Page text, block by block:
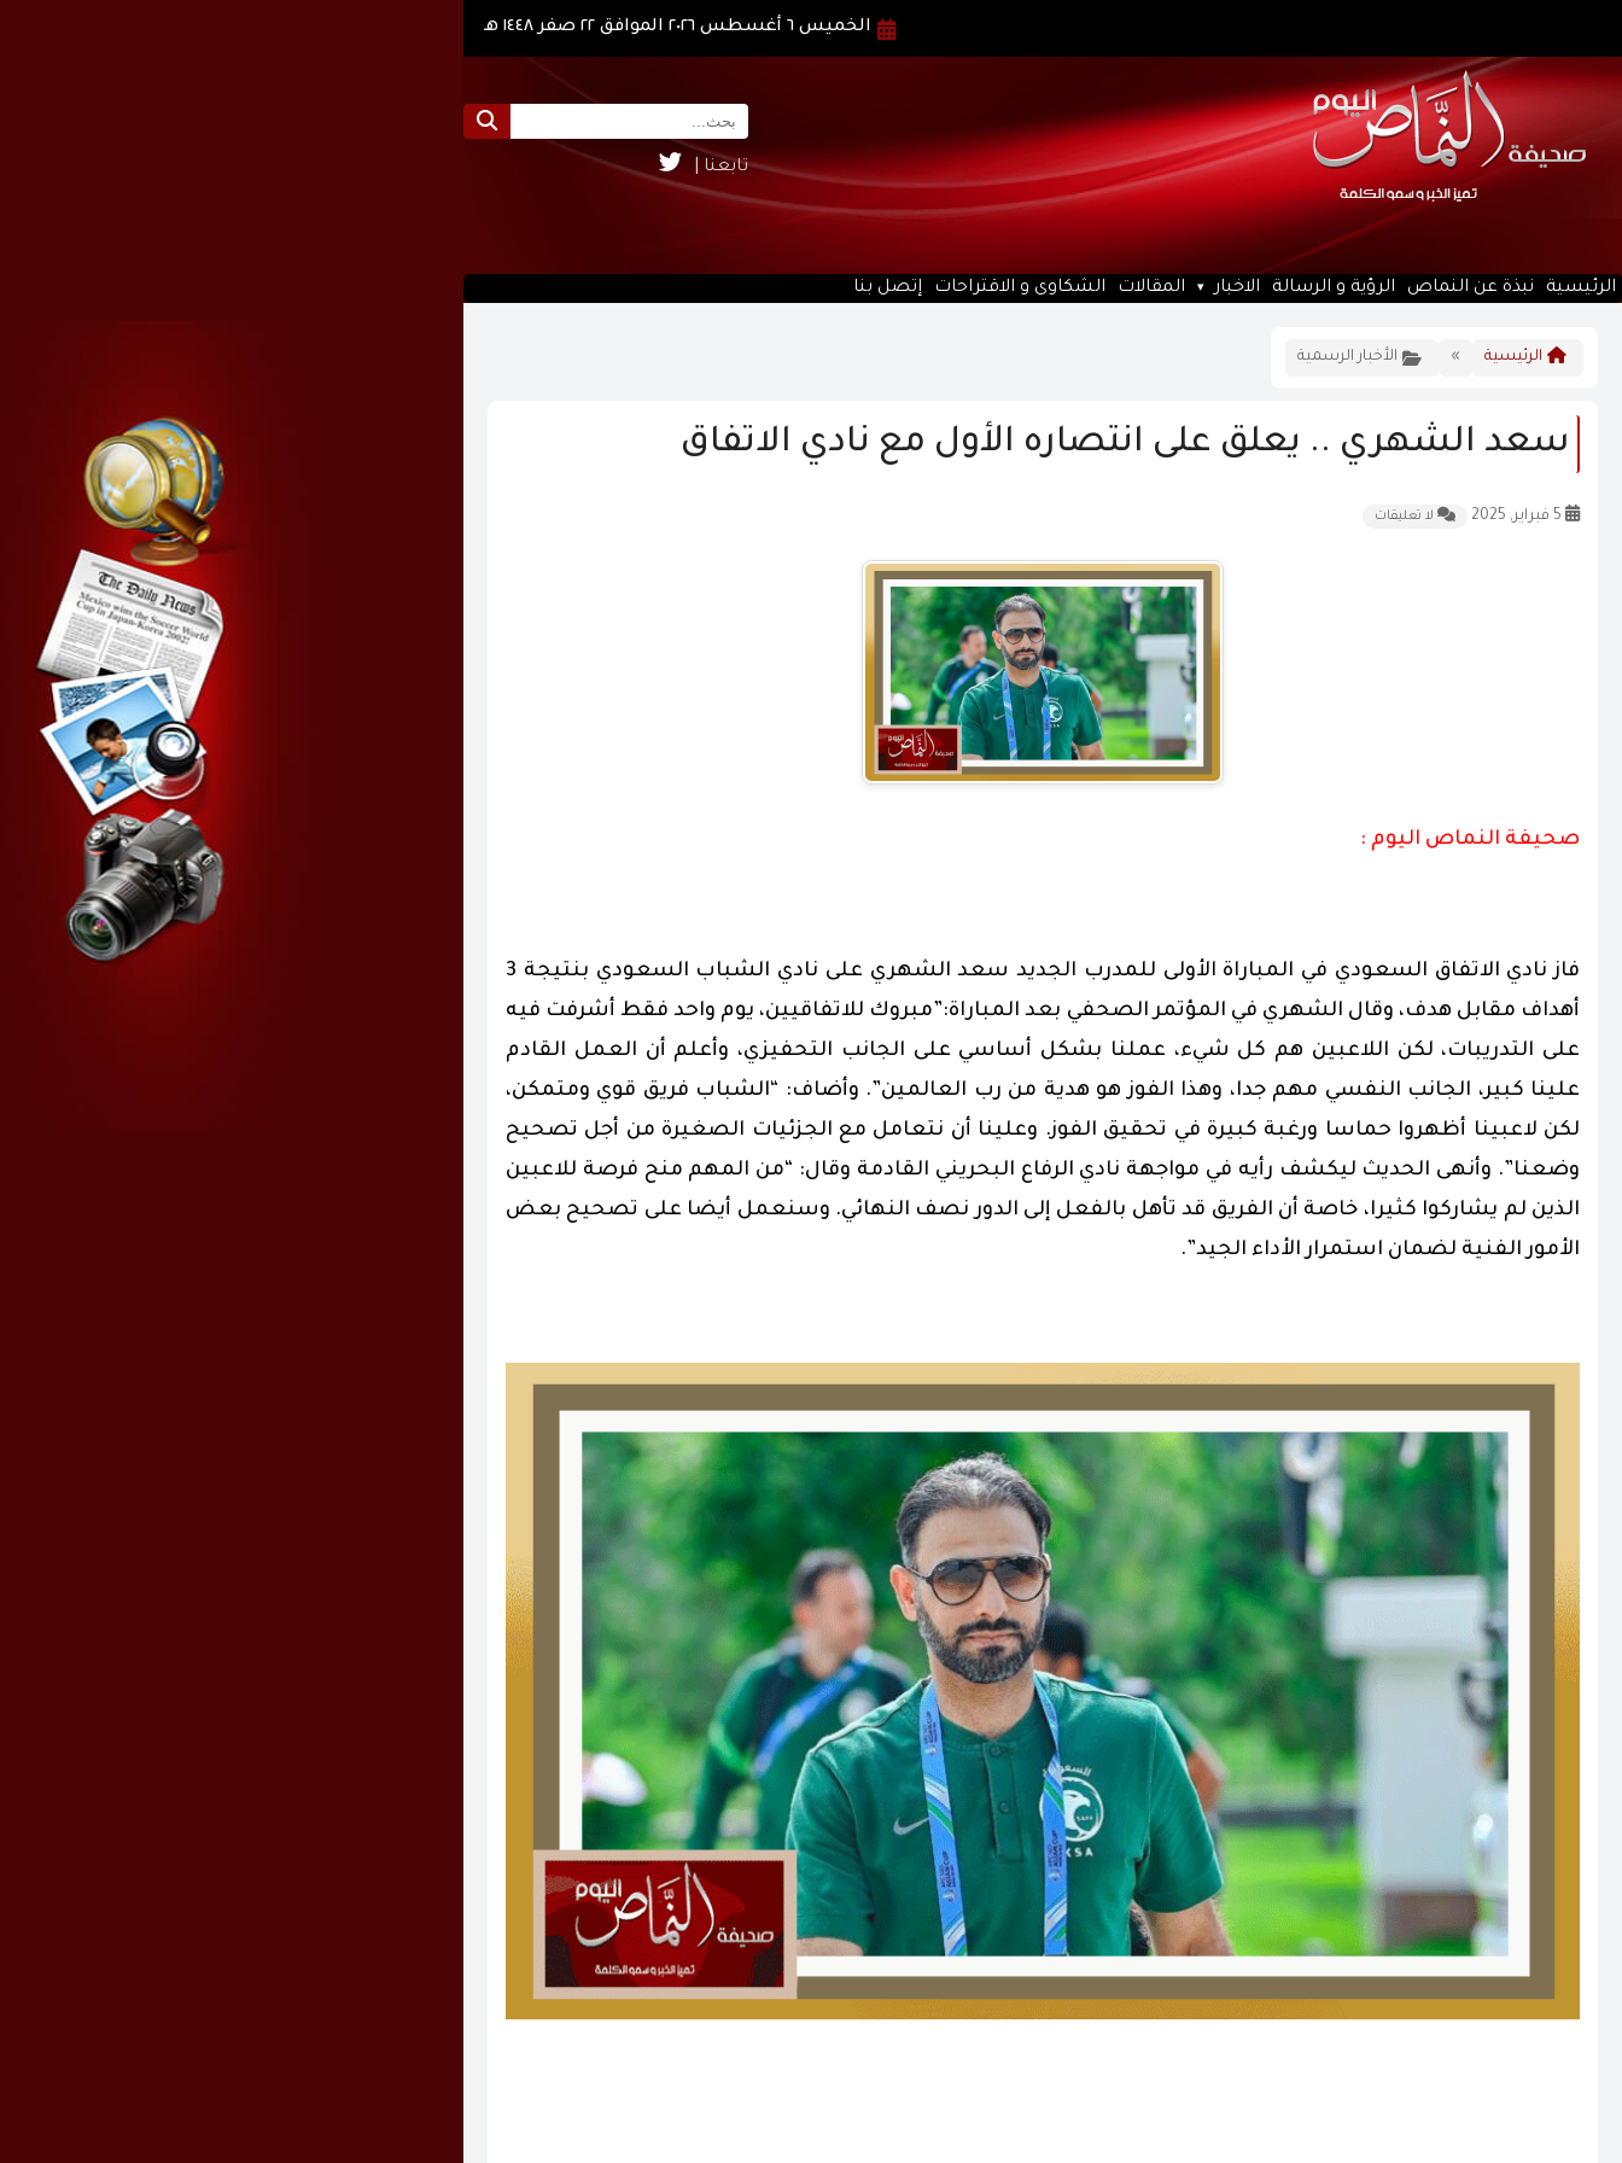
الخميس ٦ أغسطس ٢٠٢٦ الموافق ٢٢ صفر ١٤٤٨ هـ
تابعنا |
الرئيسية نبذة عن النماص الرؤية و الرسالة الاخبار المقالات الشكاوى و الاقتراحات إتصل بنا
الرئيسية » الأخبار الرسمية
سعد الشهري .. يعلق على انتصاره الأول مع نادي الاتفاق
لا تعليقات
صحيفة النماص اليوم :
فاز نادي الاتفاق السعودي في المباراة الأولى للمدرب الجديد سعد الشهري على نادي الشباب السعودي بنتيجة 3
أهداف مقابل هدف، وقال الشهري في المؤتمر الصحفي بعد المباراة:”مبروك للاتفاقيين، يوم واحد فقط أشرفت فيه
على التدريبات، لكن اللاعبين هم كل شيء، عملنا بشكل أساسي على الجانب التحفيزي، وأعلم أن العمل القادم
علينا كبير، الجانب النفسي مهم جدا، وهذا الفوز هو هدية من رب العالمين”. وأضاف: “الشباب فريق قوي ومتمكن،
لكن لاعبينا أظهروا حماسا ورغبة كبيرة في تحقيق الفوز. وعلينا أن نتعامل مع الجزئيات الصغيرة من أجل تصحيح
وضعنا”. وأنهى الحديث ليكشف رأيه في مواجهة نادي الرفاع البحريني القادمة وقال: “من المهم منح فرصة للاعبين
الذين لم يشاركوا كثيرا، خاصة أن الفريق قد تأهل بالفعل إلى الدور نصف النهائي. وسنعمل أيضا على تصحيح بعض
الأمور الفنية لضمان استمرار الأداء الجيد”.